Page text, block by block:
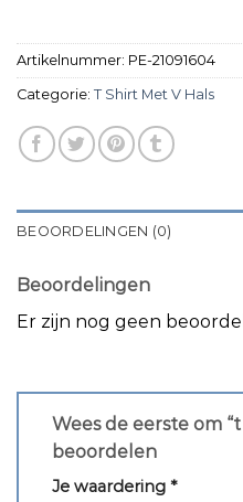
Artikelnummer: PE-21091604
Categorie: T Shirt Met V Hals
BEOORDELINGEN (0)
Beoordelingen
Er zijn nog geen
Wees de eerste om
beoordelen
Je waardering *